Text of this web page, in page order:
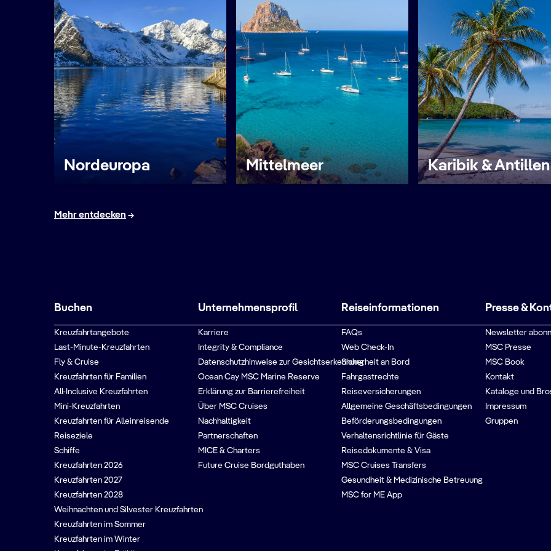
Nordeuropa Mittelmeer Karibik & Antillen
Mehr entdecken
Buchen
Kreuzfahrtangebote
Last-Minute-Kreuzfahrten
Fly & Cruise
Kreuzfahrten für Familien
All-Inclusive Kreuzfahrten
Mini-Kreuzfahrten
Kreuzfahrten für Alleinreisende
Reiseziele
Schiffe
Kreuzfahrten 2026
Kreuzfahrten 2027
Kreuzfahrten 2028
Weihnachten und Silvester Kreuzfahrten
Kreuzfahrten im Sommer
Kreuzfahrten im Winter
Unternehmensprofil
Karriere
Integrity & Compliance
Datenschutzhinweise zur Gesichtserkennung
Ocean Cay MSC Marine Reserve
Erklärung zur Barrierefreiheit
Über MSC Cruises
Nachhaltigkeit
Partnerschaften
MICE & Charters
Future Cruise Bordguthaben
Reiseinformationen
FAQs
Web Check-In
Sicherheit an Bord
Fahrgastrechte
Reiseversicherungen
Allgemeine Geschäftsbedingungen
Beförderungsbedingungen
Verhaltensrichtlinie für Gäste
Reisedokumente & Visa
MSC Cruises Transfers
Gesundheit & Medizinische Betreuung
MSC for ME App
Presse &
Newsletter
MSC Presse
MSC Book
Kontakt
Kataloge und
Impressum
Gruppen